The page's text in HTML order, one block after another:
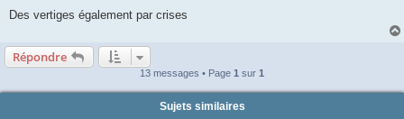
Des vertiges également par crises
Répondre
13 messages • Page 1 sur 1
Sujets similaires